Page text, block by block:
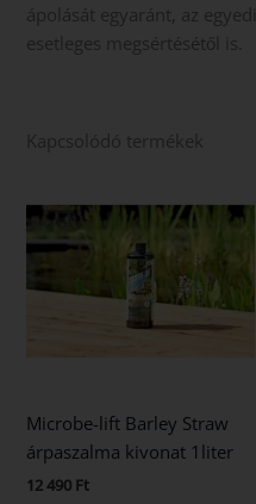
ápolását egyaránt, az
esetleges megsértésétől is.
Kapcsolódó termékek
Microbe-lift Barley Straw
árpaszalma kivonat 1liter
12 490 Ft